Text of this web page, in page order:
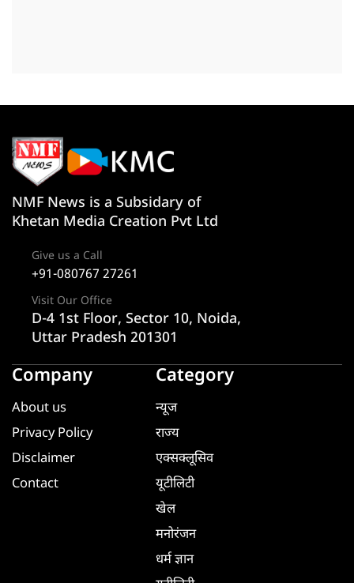
NMF News is a Subsidary of
Khetan Media Creation Pvt Ltd
Give us a Call
+91-080767 27261
Visit Our Office
D-4 1st Floor, Sector 10, Noida,
Uttar Pradesh 201301
Company
About us
Privacy Policy
Disclaimer
Contact
Category
न्यूज
राज्य
एक्सक्लूसिव
यूटीलिटी
खेल
मनोरंजन
धर्म ज्ञान